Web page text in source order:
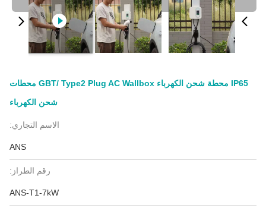
IP65 محطة شحن الكهرباء GBT/ Type2 Plug AC Wallbox محطات
شحن الكهرباء
الاسم التجاري:
ANS
رقم الطراز:
ANS-T1-7kW